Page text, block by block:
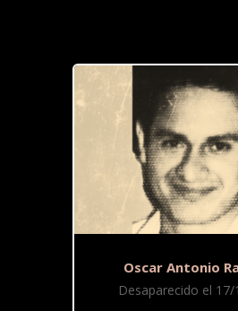
Oscar Antonio
Desaparecido el